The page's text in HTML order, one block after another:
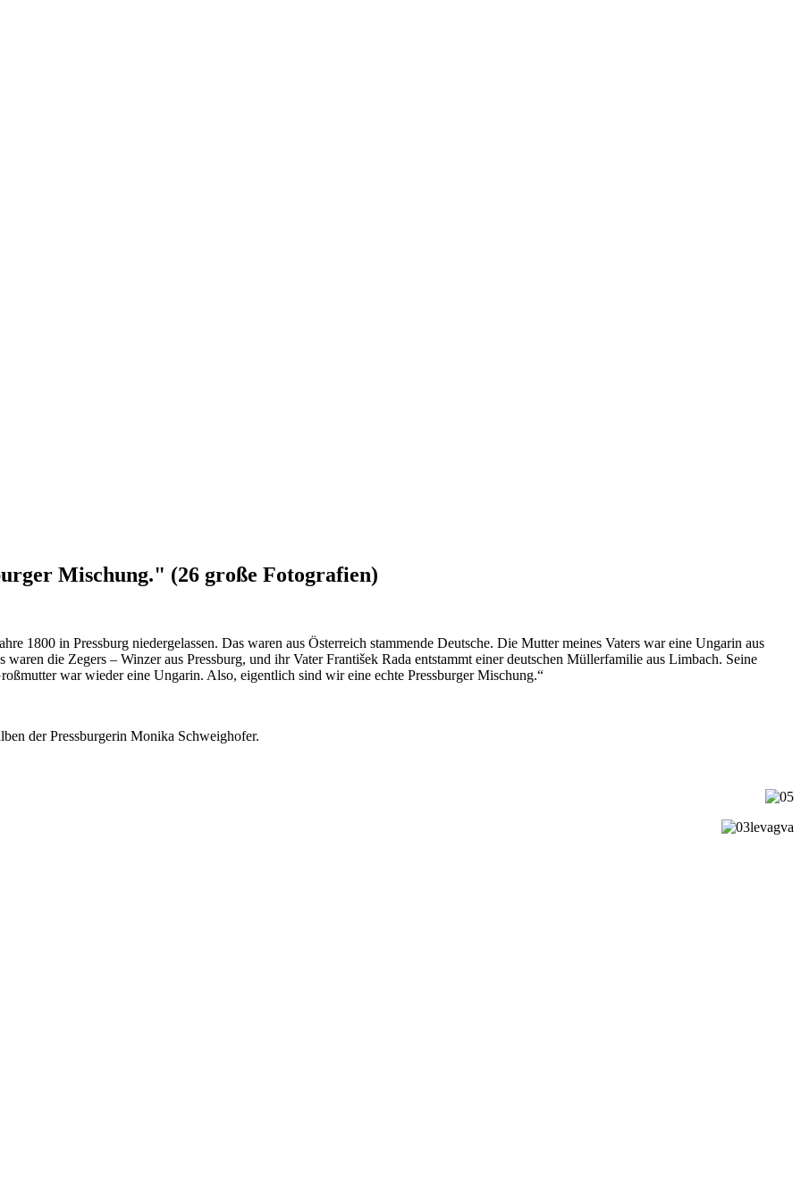
Mischung." (26 große Fotografien)
1800 in Pressburg niedergelassen. Das waren aus Österreich stammende Deutsche. Die Mutter meines Vaters war eine Ungarin aus
die Zegers – Winzer aus Pressburg, und ihr Vater František Rada entstammt einer deutschen Müllerfamilie aus Limbach. Seine
war wieder eine Ungarin. Also, eigentlich sind wir eine echte Pressburger Mischung.“
der Pressburgerin Monika Schweighofer.